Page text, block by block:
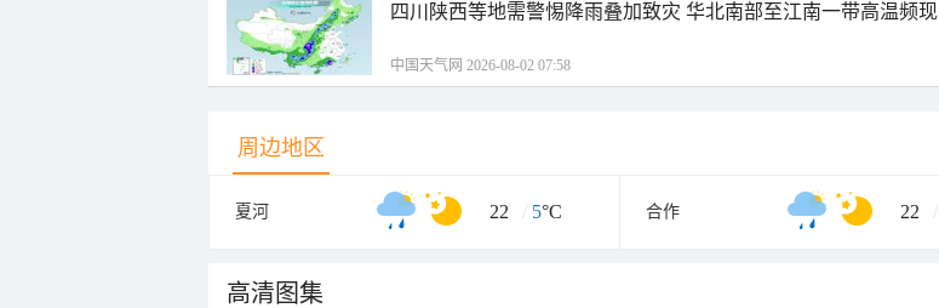
四川陕西等地需警惕降雨叠加致灾 华北南部至江南一带高温频现
中国天气网 2026-08-02 07:58
周边地区
夏河 22 / 5°C 合作 22 /
高清图集